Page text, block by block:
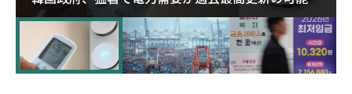
に需給対応体制を点検